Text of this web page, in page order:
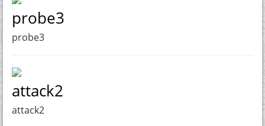
probe3
probe3
attack2
attack2